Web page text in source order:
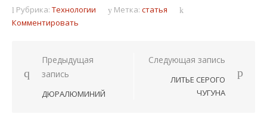
Рубрика: Технологии Метка: статья
Комментировать
Навигация
по
записям
Предыдущая
запись
ДЮРАЛЮМИНИЙ
Следующая запись
ЛИТЬЕ СЕРОГО
ЧУГУНА